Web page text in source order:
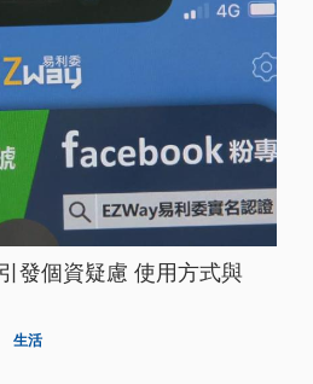
發個資疑慮 使用方式與
生活